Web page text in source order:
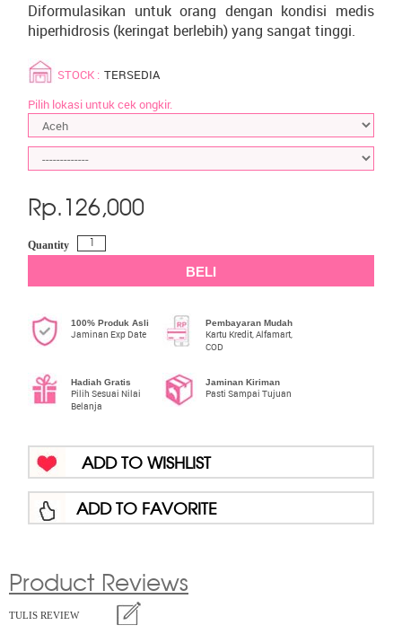
Diformulasikan untuk orang dengan kondisi medis
hiperhidrosis (keringat berlebih) yang sangat tinggi.
STOCK : TERSEDIA
Pilih lokasi untuk cek ongkir.
Rp. 126,000
Quantity
BELI
100% Produk Asli
Jaminan Exp Date
Pembayaran Mudah
Kartu Kredit, Alfamart,
COD
Hadiah Gratis
Pilih Sesuai Nilai
Belanja
Jaminan Kiriman
Pasti Sampai Tujuan
ADD TO WISHLIST
ADD TO FAVORITE
Product Reviews
TULIS REVIEW